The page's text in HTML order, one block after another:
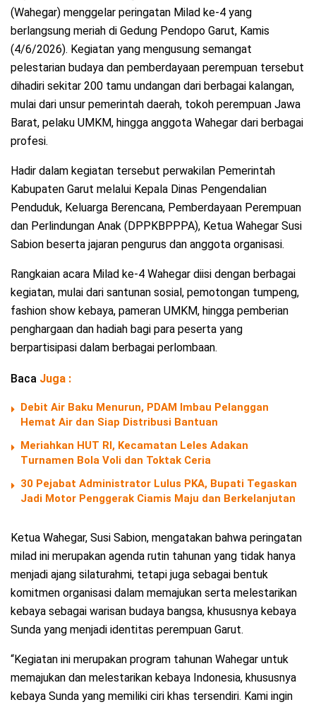
(Wahegar) menggelar peringatan Milad ke-4 yang
berlangsung meriah di Gedung Pendopo Garut, Kamis
(4/6/2026). Kegiatan yang mengusung semangat
pelestarian budaya dan pemberdayaan perempuan tersebut
dihadiri sekitar 200 tamu undangan dari berbagai kalangan,
mulai dari unsur pemerintah daerah, tokoh perempuan Jawa
Barat, pelaku UMKM, hingga anggota Wahegar dari berbagai
profesi.
Hadir dalam kegiatan tersebut perwakilan Pemerintah
Kabupaten Garut melalui Kepala Dinas Pengendalian
Penduduk, Keluarga Berencana, Pemberdayaan Perempuan
dan Perlindungan Anak (DPPKBPPPA), Ketua Wahegar Susi
Sabion beserta jajaran pengurus dan anggota organisasi.
Rangkaian acara Milad ke-4 Wahegar diisi dengan berbagai
kegiatan, mulai dari santunan sosial, pemotongan tumpeng,
fashion show kebaya, pameran UMKM, hingga pemberian
penghargaan dan hadiah bagi para peserta yang
berpartisipasi dalam berbagai perlombaan.
Baca Juga :
Debit Air Baku Menurun, PDAM Imbau Pelanggan
Hemat Air dan Siap Distribusi Bantuan
Meriahkan HUT RI, Kecamatan Leles Adakan
Turnamen Bola Voli dan Toktak Ceria
30 Pejabat Administrator Lulus PKA, Bupati Tegaskan
Jadi Motor Penggerak Ciamis Maju dan Berkelanjutan
Ketua Wahegar, Susi Sabion, mengatakan bahwa peringatan
milad ini merupakan agenda rutin tahunan yang tidak hanya
menjadi ajang silaturahmi, tetapi juga sebagai bentuk
komitmen organisasi dalam memajukan serta melestarikan
kebaya sebagai warisan budaya bangsa, khususnya kebaya
Sunda yang menjadi identitas perempuan Garut.
“Kegiatan ini merupakan program tahunan Wahegar untuk
memajukan dan melestarikan kebaya Indonesia, khususnya
kebaya Sunda yang memiliki ciri khas tersendiri. Kami ingin